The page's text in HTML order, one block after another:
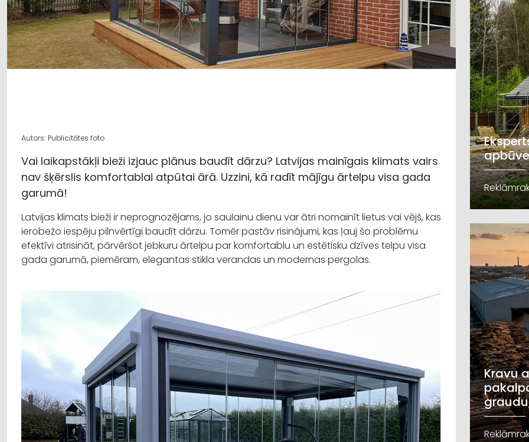
Autors: Publicitātes foto
Vai laikapstākļi bieži izjauc plānus baudīt dārzu? Latvijas mainīgais klimats vairs
nav šķērslis komfortablai atpūtai ārā. Uzzini, kā radīt mājīgu ārtelpu visa gada
garumā!
Latvijas klimats bieži ir neprognozējams, jo saulainu dienu var ātri nomainīt lietus vai vējš, kas
ierobežo iespēju pilnvērtīgi baudīt dārzu. Tomēr pastāv risinājumi, kas ļauj šo problēmu
efektīvi atrisināt, pārvēršot jebkuru ārtelpu par komfortablu un estētisku dzīves telpu visa
gada garumā, piemēram, elegantas stikla verandas un modernas pergolas.
Kravu